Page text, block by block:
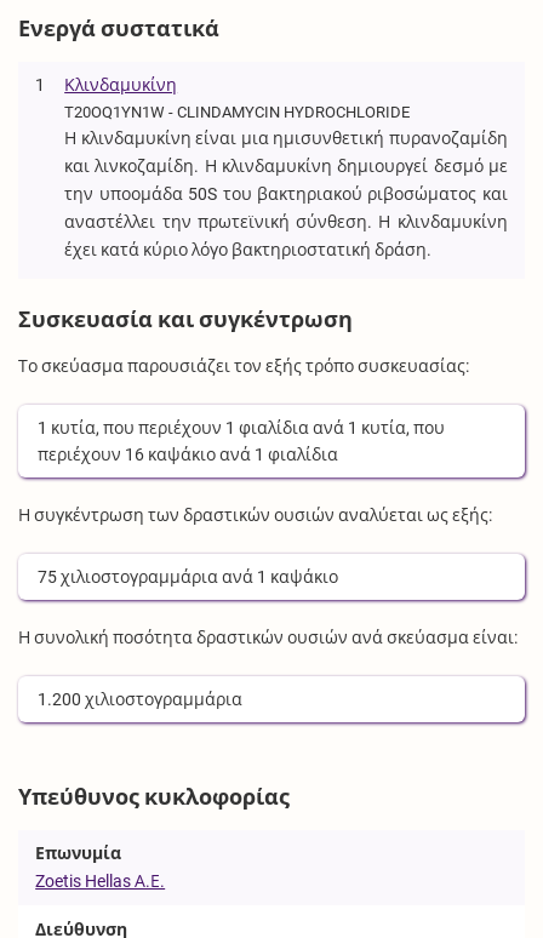
Ενεργά συστατικά
1 Κλινδαμυκίνη
T20OQ1YN1W - CLINDAMYCIN HYDROCHLORIDE
Η κλινδαμυκίνη είναι μια ημισυνθετική πυρανοζαμίδη
και λινκοζαμίδη. Η κλινδαμυκίνη δημιουργεί δεσμό με
την υποομάδα 50S του βακτηριακού ριβοσώματος και
αναστέλλει την πρωτεϊνική σύνθεση. Η κλινδαμυκίνη
έχει κατά κύριο λόγο βακτηριοστατική δράση.
Συσκευασία και συγκέντρωση
Το σκεύασμα παρουσιάζει τον εξής τρόπο συσκευασίας:
1 κυτία, που περιέχουν 1 φιαλίδια ανά 1 κυτία, που
περιέχουν 16 καψάκιοανά 1 φιαλίδια
Η συγκέντρωση των δραστικών ουσιών αναλύεται ως εξής:
75χιλιοστογραμμάρια ανά 1 καψάκιο
Η συνολική ποσότητα δραστικών ουσιών ανά σκεύασμα είναι:
1.200 χιλιοστογραμμάρια
Υπεύθυνος κυκλοφορίας
Επωνυμία
Zoetis Hellas Α.Ε.
Διεύθυνση